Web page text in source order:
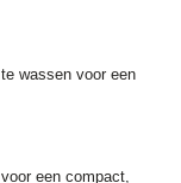
wassen voor een
een compact,